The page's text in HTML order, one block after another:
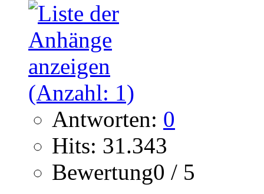
Antworten: 0
Hits: 31.343
Bewertung0 / 5